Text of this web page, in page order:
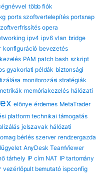
több fiók
ports szoftvertelepítés portsnap
opera
ipv4 ipv6 vlan bridge
konfiguráció bevezetés
PAM patch bash szkript
gyakorlati példák biztonsági
monitorozási stratégiák
memóriakezelés hálózati
előnye érdemes MetaTrader
platform technikai támogatás
jelszavak hálózati
bérlés szerver rendzergazda
AnyDesk TeamViewer
tárhely IP cím NAT IP tartomány
vezérlőpult bemutató ispconfig